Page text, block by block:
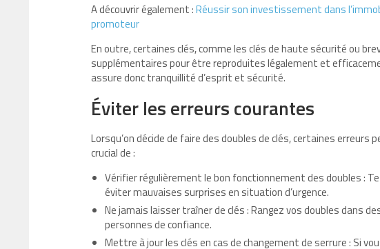
A découvrir également :Réussir son investissement dans
promoteur
En outre, certaines clés, comme les clés de haute sécurité ou
supplémentaires pour être reproduites légalement et
assure donc tranquillité d’esprit et sécurité.
Éviter les erreurs courantes
Lorsqu’on décide de faire des doubles de clés, certaines erreurs
crucial de :
Vérifier régulièrement le bon fonctionnement des doubles :
éviter mauvaises surprises en situation d’urgence.
Ne jamais laisser traîner de clés : Rangez vos doubles dans
personnes de confiance.
Mettre à jour les clés en cas de changement de serrure : Si